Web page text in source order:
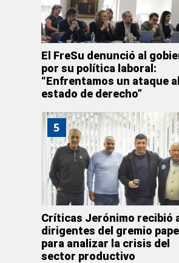
El FreSu denunció al
por su política laboral:
“Enfrentamos un ataque al
estado de derecho”
5
Críticas Jerónimo recibió
dirigentes del gremio
para analizar la crisis del
sector productivo